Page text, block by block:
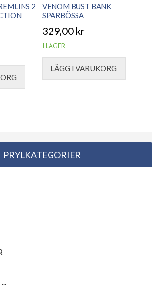
2
VENOM BUST BANK
SPARBÖSSA
329,00 kr
I LAGER
LÄGG I VARUKORG
PRYLKATEGORIER